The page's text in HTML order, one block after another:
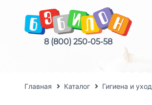
8 (800) 250-05-58
Главная Каталог Гигиена и уход